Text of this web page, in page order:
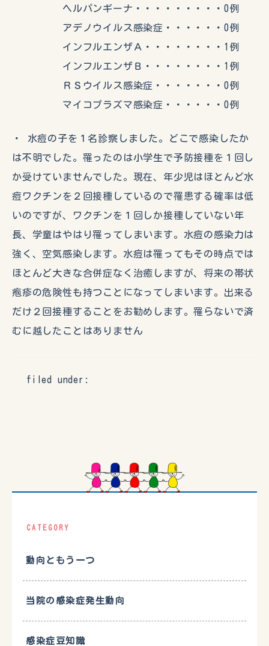
ヘルパンギーナ・・・・・・・・・0例
アデノウイルス感染症・・・・・・0例
インフルエンザＡ・・・・・・・・1例
インフルエンザＢ・・・・・・・・1例
ＲＳウイルス感染症・・・・・・・0例
マイコプラズマ感染症・・・・・・0例
・ 水痘の子を１名診察しました。どこで感染したか
は不明でした。罹ったのは小学生で予防接種を１回し
か受けていませんでした。現在、年少児はほとんど水
痘ワクチンを２回接種しているので罹患する確率は低
いのですが、ワクチンを１回しか接種していない年
長、学童はやはり罹ってしまいます。水痘の感染力は
強く、空気感染します。水痘は罹ってもその時点では
ほとんど大きな合併症なく治癒しますが、将来の帯状
疱疹の危険性も持つことになってしまいます。出来る
だけ２回接種することをお勧めします。罹らないで済
むに越したことはありません
filed under:
CATEGORY
動向ともう一つ
当院の感染症発生動向
感染症豆知識